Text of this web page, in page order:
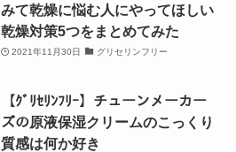
みて乾燥に悩む人にやってほしい
乾燥対策5つをまとめてみた
2021年11月30日 グリセリンフリー
【ｸﾞﾘｾﾘﾝﾌﾘｰ】チューンメーカー
ズの原液保湿クリームのこっくり
質感は何か好き